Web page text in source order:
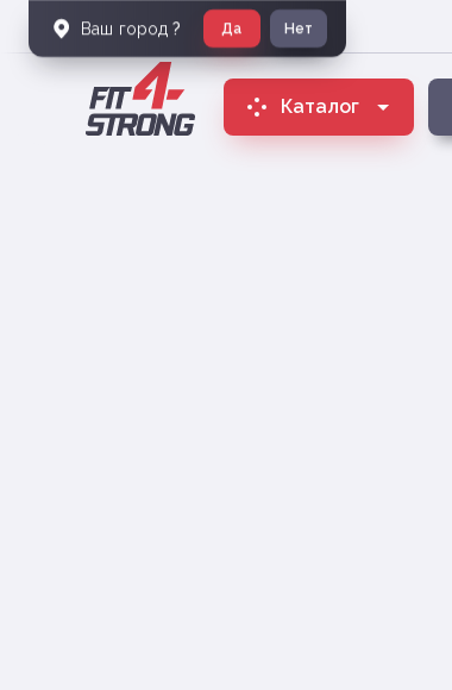
Каталог
Ваш город ? Да Нет